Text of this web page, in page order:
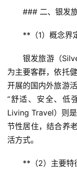
### 二、银发
**（1）概念界
银发旅游（
为主要客群，依托
开展的国内外旅游
“舒适、安全、低
Living Travel）则
节性居住，结合养
活方式。
**（2）主要特